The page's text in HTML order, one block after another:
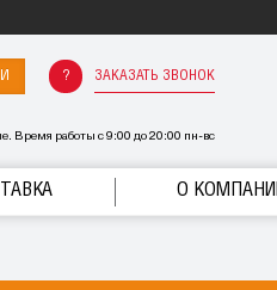
ЗАКАЗАТЬ ЗВОНОК
Время работы с 9:00 до 20:00 пн-вс
О